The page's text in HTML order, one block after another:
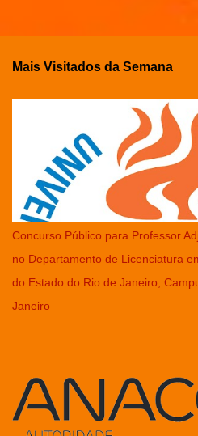
Mais Visitados da Semana
Concurso Público para Professor
no Departamento de Licenciatura
do Estado do Rio de Janeiro,
Janeiro